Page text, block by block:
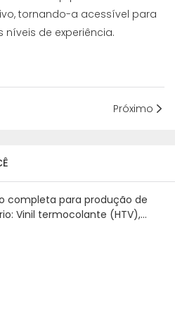
tornando-a acessível para
de experiência.
Próximo
completa para produção de
Vinil termocolante (HTV),